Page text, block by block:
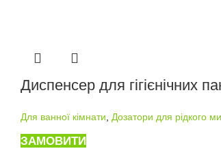
Диспенсер для гігієнічних
Для ванної кімнати, Дозатори для рідкого
ЗАМОВИТИ